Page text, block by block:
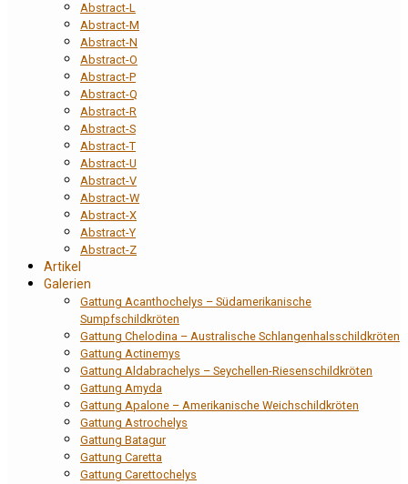
Abstract-L
Abstract-M
Abstract-N
Abstract-O
Abstract-P
Abstract-Q
Abstract-R
Abstract-S
Abstract-T
Abstract-U
Abstract-V
Abstract-W
Abstract-X
Abstract-Y
Abstract-Z
Artikel
Galerien
Gattung Acanthochelys – Südamerikanische
Sumpfschildkröten
Gattung Chelodina – Australische Schlangenhalsschildkröten
Gattung Actinemys
Gattung Aldabrachelys – Seychellen-Riesenschildkröten
Gattung Amyda
Gattung Apalone – Amerikanische Weichschildkröten
Gattung Astrochelys
Gattung Batagur
Gattung Caretta
Gattung Carettochelys